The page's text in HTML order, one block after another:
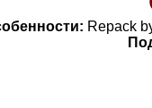
Repack